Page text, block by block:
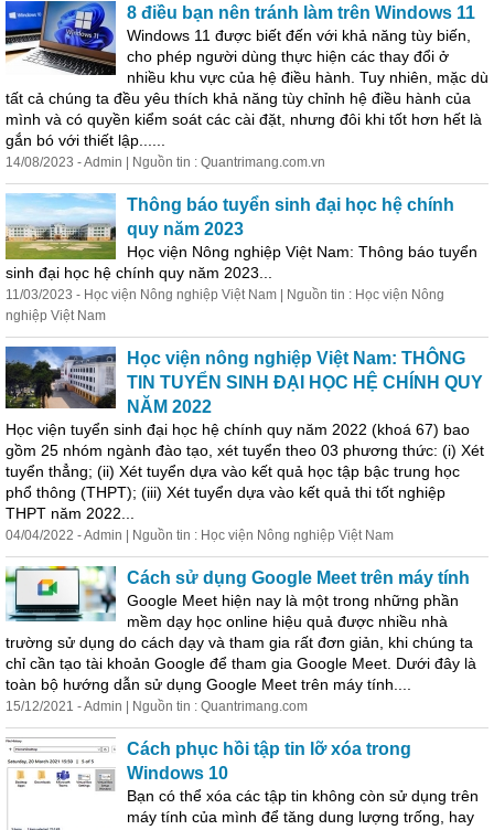
8 điều bạn nên tránh làm trên Windows 11
Windows 11 được biết đến với khả năng tùy biến,
cho phép người dùng thực hiện các thay đổi ở
nhiều khu vực của hệ điều hành. Tuy nhiên, mặc dù
tất cả chúng ta đều yêu thích khả năng tùy chỉnh hệ điều hành của
mình và có quyền kiểm soát các cài đặt, nhưng đôi khi tốt hơn hết là
gắn bó với thiết lập......
14/08/2023 - Admin | Nguồn tin : Quantrimang.com.vn
Thông báo tuyển sinh đại học hệ chính
quy năm 2023
Học viện Nông nghiệp Việt Nam: Thông báo tuyển
sinh đại học hệ chính quy năm 2023...
11/03/2023 - Học viện Nông nghiệp Việt Nam | Nguồn tin : Học viện Nông
nghiệp Việt Nam
Học viện nông nghiệp Việt Nam: THÔNG
TIN TUYỂN SINH ĐẠI HỌC HỆ CHÍNH QUY
NĂM 2022
Học viện tuyển sinh đại học hệ chính quy năm 2022 (khoá 67) bao
gồm 25 nhóm ngành đào tạo, xét tuyển theo 03 phương thức: (i) Xét
tuyển thẳng; (ii) Xét tuyển dựa vào kết quả học tập bậc trung học
phổ thông (THPT); (iii) Xét tuyển dựa vào kết quả thi tốt nghiệp
THPT năm 2022...
04/04/2022 - Admin | Nguồn tin : Học viện Nông nghiệp Việt Nam
Cách sử dụng Google Meet trên máy tính
Google Meet hiện nay là một trong những phần
mềm dạy học online hiệu quả được nhiều nhà
trường sử dụng do cách dạy và tham gia rất đơn giản, khi chúng ta
chỉ cần tạo tài khoản Google để tham gia Google Meet. Dưới đây là
toàn bộ hướng dẫn sử dụng Google Meet trên máy tính....
15/12/2021 - Admin | Nguồn tin : Quantrimang.com
Cách phục hồi tập tin lỡ xóa trong
Windows 10
Bạn có thể xóa các tập tin không còn sử dụng trên
máy tính của mình để tăng dung lượng trống, hay